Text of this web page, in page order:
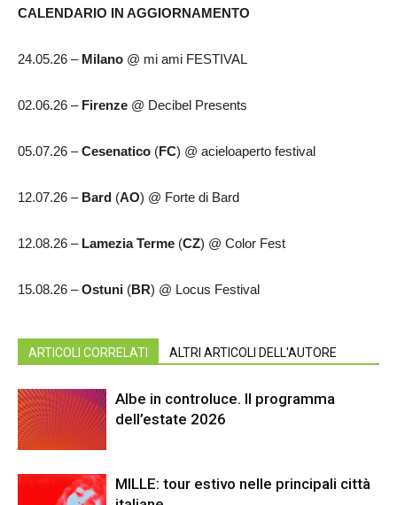
CALENDARIO IN AGGIORNAMENTO
24.05.26 –Milano @ mi ami FESTIVAL
02.06.26 – Firenze @ Decibel Presents
05.07.26 –Cesenatico (FC) @ acieloaperto festival
12.07.26 – Bard (AO) @ Forte di Bard
12.08.26 – Lamezia Terme (CZ) @ Color Fest
15.08.26 –Ostuni (BR) @ Locus Festival
ARTICOLI CORRELATI ALTRI ARTICOLI DELL'AUTORE
Albe in controluce. Il programma
dell’estate 2026
MILLE: tour estivo nelle principali città